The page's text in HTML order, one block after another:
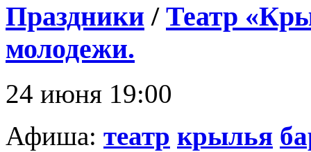
Праздники / Театр
молодежи.
24 июня 19:00
Афиша: театр крылья